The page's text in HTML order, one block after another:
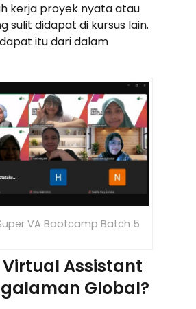
kerja proyek nyata atau
sulit didapat di kursus lain.
itu dari dalam
VA Bootcamp Batch 5
Assistant
Global?